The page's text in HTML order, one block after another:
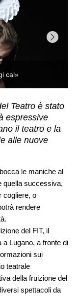
cal»
Teatro è stato
espressive
il teatro e la
alle nuove
le maniche al
quella successiva,
cogliere, o
rendere
del FIT, il
a Lugano, a fronte di
sui
teatrale
della fruizione del
spettacoli da